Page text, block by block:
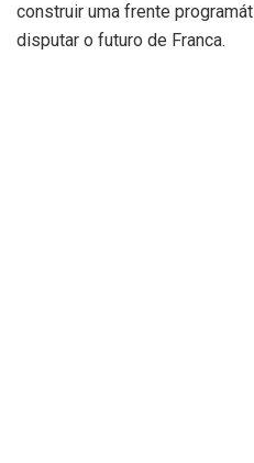
construir uma frente
disputar o futuro de Franca.